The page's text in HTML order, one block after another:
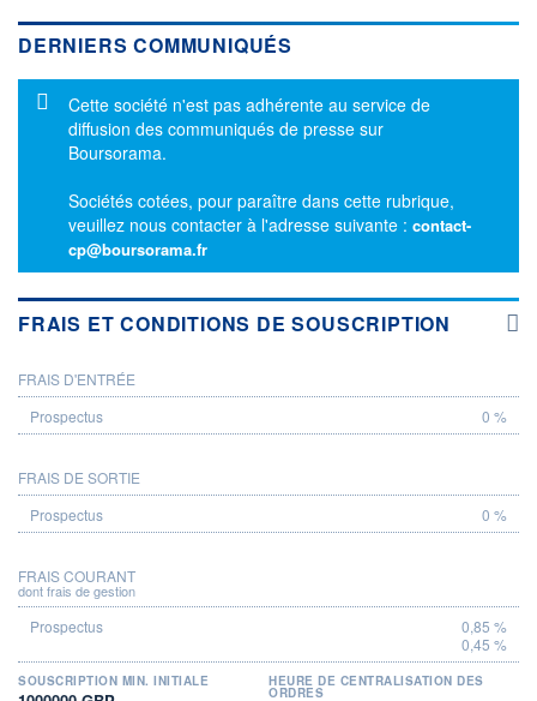
DERNIERS COMMUNIQUÉS
Message d'information
Cette société n'est pas adhérente au service de
diffusion des communiqués de presse sur
Boursorama.
Sociétés cotées, pour paraître dans cette rubrique,
veuillez nous contacter à l'adresse suivante : contact-
cp@boursorama.fr
FRAIS ET CONDITIONS DE SOUSCRIPTION
PROSPECTUS
FRAIS D'ENTRÉE
0 %
FRAIS DE SORTIE
0 %
FRAIS COURANT
dont frais de gestion
0,85 %
0,45 %
SOUSCRIPTION MIN. INITIALE HEURE DE CENTRALISATION DES
ORDRES